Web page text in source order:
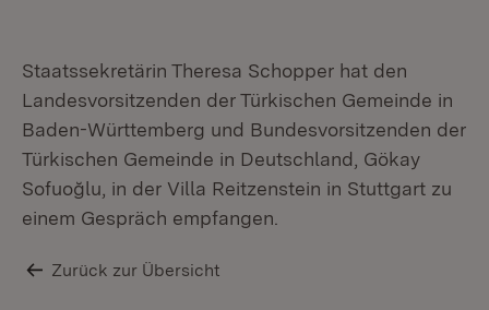
Staatssekretärin Theresa Schopper hat den
Landesvorsitzenden der Türkischen Gemeinde in
Baden-Württemberg und Bundesvorsitzenden der
Türkischen Gemeinde in Deutschland, Gökay
Sofuoğlu, in der Villa Reitzenstein in Stuttgart zu
einem Gespräch empfangen.
Zurück zur Übersicht